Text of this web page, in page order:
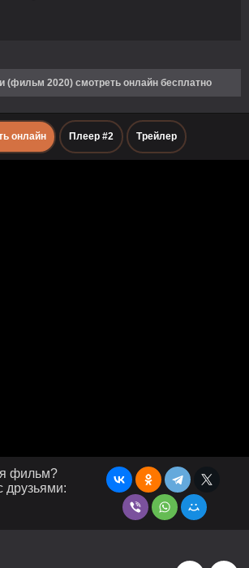
(фильм 2020) смотреть онлайн бесплатно
онлайн Плеер #2 Трейлер
фильм?
друзьями: